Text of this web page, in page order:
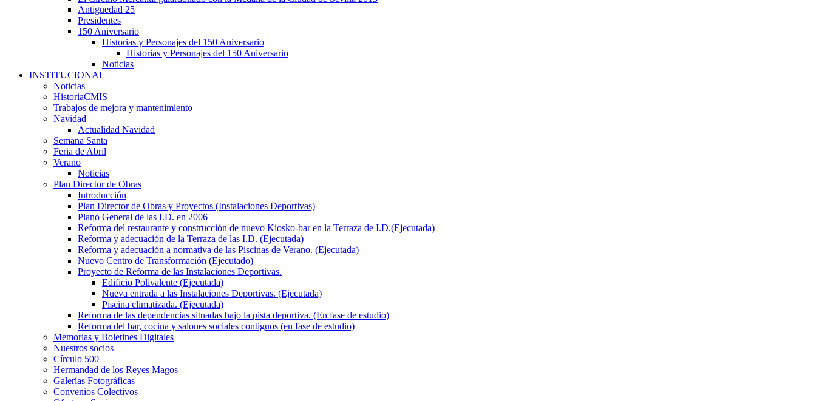
Antigüedad 25
Presidentes
150 Aniversario
Historias y Personajes del 150 Aniversario
Historias y Personajes del 150 Aniversario
Noticias
INSTITUCIONAL
Noticias
HistoriaCMIS
Trabajos de mejora y mantenimiento
Navidad
Actualidad Navidad
Semana Santa
Feria de Abril
Verano
Noticias
Plan Director de Obras
Introducción
Plan Director de Obras y Proyectos (Instalaciones Deportivas)
Plano General de las I.D. en 2006
Reforma del restaurante y construcción de nuevo Kiosko-bar en la Terraza de I.D.(Ejecutada)
Reforma y adecuación de la Terraza de las I.D. (Ejecutada)
Reforma y adecuación a normativa de las Piscinas de Verano. (Ejecutada)
Nuevo Centro de Transformación (Ejecutado)
Proyecto de Reforma de las Instalaciones Deportivas.
Edificio Polivalente (Ejecutada)
Nueva entrada a las Instalaciones Deportivas. (Ejecutada)
Piscina climatizada. (Ejecutada)
Reforma de las dependencias situadas bajo la pista deportiva. (En fase de estudio)
Reforma del bar, cocina y salones sociales contiguos (en fase de estudio)
Memorias y Boletines Digitales
Nuestros socios
Círculo 500
Hermandad de los Reyes Magos
Galerías Fotográficas
Convenios Colectivos